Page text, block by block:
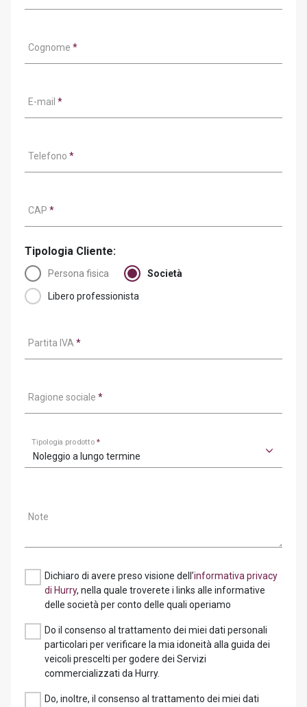
Cognome *
E-mail *
Telefono *
CAP *
Tipologia Cliente:
Persona fisica Società
Libero professionista
Partita IVA *
Ragione sociale *
Tipologia prodotto*
Noleggio a lungo termine
Note
Dichiaro di avere preso visione dell’informativa privacy
di Hurry, nella quale troverete i links alle informative
delle società per conto delle quali operiamo
Do il consenso al trattamento dei miei dati personali
particolari per verificare la mia idoneità alla guida dei
veicoli prescelti per godere dei Servizi
commercializzati da Hurry.
Do, inoltre, il consenso al trattamento dei miei dati